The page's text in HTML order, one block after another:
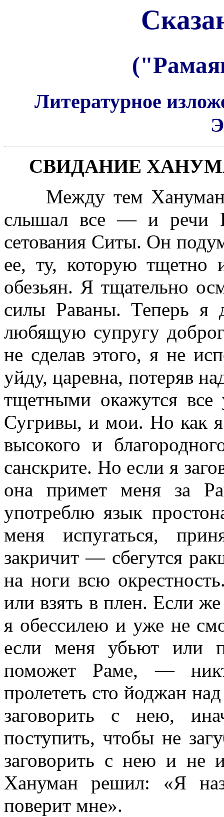
Литературное
СВИДАНИЕ
Между тем Хануман,
слышал все — и речи
сетования Ситы. Он
ее, ту, которую тщетно
обезьян. Я тщательно
силы Раваны. Теперь я
любящую супругу
не сделав этого, я не
уйду, царевна, потеряв
тщетными окажутся
Сугривы, и мои. Но как я
высокого и
санскрите. Но если я
она примет меня за
употреблю язык
меня испугаться,
закричит — сбегутся
на ноги всю
или взять в плен. Если
я обессилею и уже не
если меня убьют или
поможет Раме, —
пролететь сто йоджан
заговорить с нею,
поступить, чтобы не
заговорить с нею и не
Хануман решил: «Я
поверит мне».